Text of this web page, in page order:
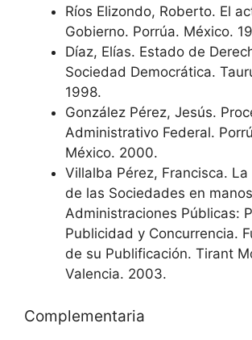
Ríos Elizondo, Roberto. El
Gobierno. Porrúa. México.
Díaz, Elías. Estado de
Sociedad Democrática.
1998.
González Pérez, Jesús.
Administrativo Federal.
México. 2000.
Villalba Pérez, Francisca.
de las Sociedades en
Administraciones Públicas:
Publicidad y Concurrencia.
de su Publificación. Tirant
Valencia. 2003.
Complementaria